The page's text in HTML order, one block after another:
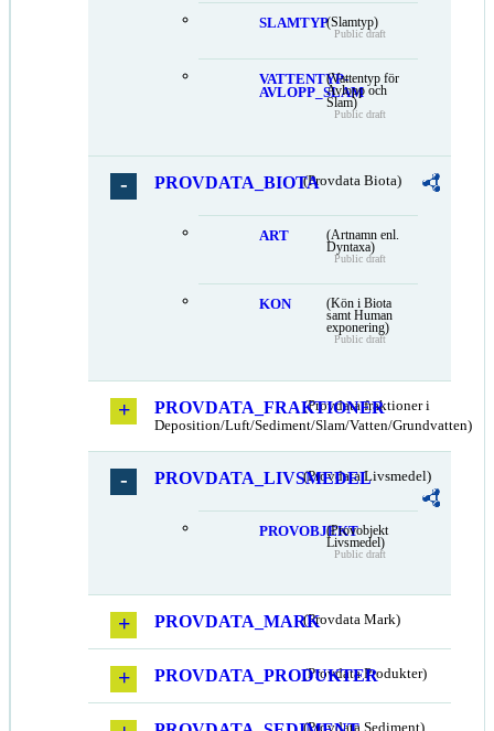
SLAMTYP(Slamtyp)
Public draft
VATTENTYP-
AVLOPP_SLAM
(Vattentyp för
Avlopp och
Slam)
Public draft
PROVDATA_BIOTA(Provdata Biota)
ART
(Artnamn enl.
Dyntaxa)
Public draft
KON
(Kön i Biota
samt Human
exponering)
Public draft
PROVDATA_FRAKTIONER
(Provdata fraktioner i
Deposition/Luft/Sediment/Slam/Vatten/Grundvatten)
PROVDATA_LIVSMEDEL
(Provdata Livsmedel)
PROVOBJEKT(Provobjekt
Livsmedel)
Public draft
PROVDATA_MARK(Provdata Mark)
PROVDATA_PRODUKTER
(Provdata Produkter)